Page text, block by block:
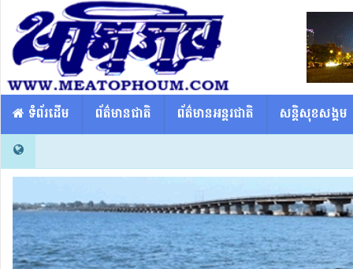
​​ ទំព័រដើម ព័ត៌មានជាតិ ព័ត៌មានអន្តរជាតិ សន្តិសុខសង្គម